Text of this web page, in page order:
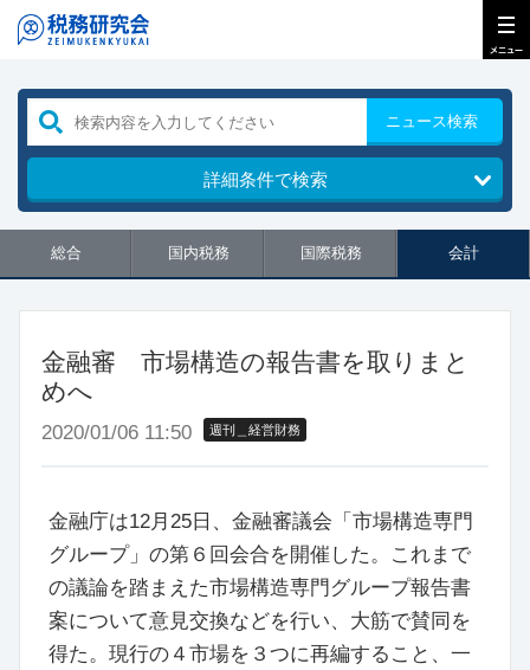
ニュース検索
詳細条件で検索
総合 国内税務 国際税務 会計
金融審 市場構造の報告書を取りまと
めへ
2020/01/06 11:50 週刊＿経営財務
金融庁は12月25日、金融審議会「市場構造専門
グループ」の第６回会合を開催した。これまで
の議論を踏まえた市場構造専門グループ報告書
案について意見交換などを行い、大筋で賛同を
得た。現行の４市場を３つに再編すること、一